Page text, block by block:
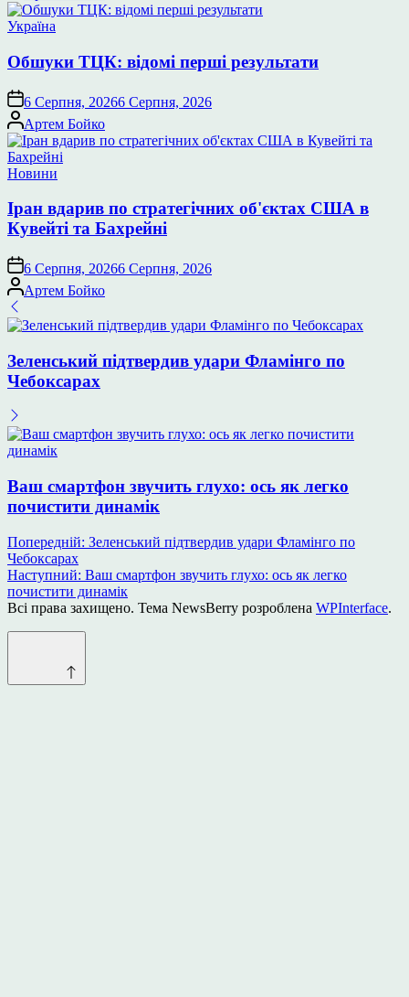
Опублікувати
Україна
Обшуки ТЦК: відомі перші результати
6 Серпня, 20266 Серпня, 2026
Опубліковано
Артем Бойко
Опублікувати
Новини
Іран вдарив по стратегічних об'єктах США в
Кувейті та Бахрейні
6 Серпня, 20266 Серпня, 2026
Опубліковано
Артем Бойко
Зеленський підтвердив удари Фламінго по
Чебоксарах
Ваш смартфон звучить глухо: ось як легко
почистити динамік
Навігація
записів
Попередній: Зеленський підтвердив удари Фламінго по
Чебоксарах
Наступний: Ваш смартфон звучить глухо: ось як легко
почистити динамік
Всі права захищено. Тема NewsBerry розроблена WPInterface.